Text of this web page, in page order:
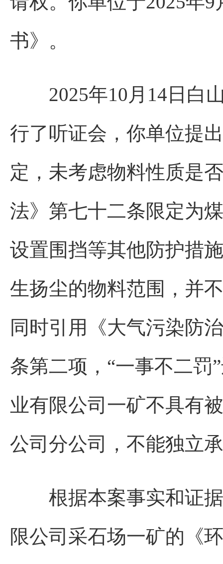
书》。
2025年10月14日白山
行了听证会，你单位提
定，未考虑物料性质是
法》第七十二条限定为
设置围挡等其他防护措
生扬尘的物料范围，并
同时引用《大气污染防
条第二项，“一事不二罚
业有限公司一矿不具有
公司分公司，不能独立
根据本案事实和证据
限公司采石场一矿的《